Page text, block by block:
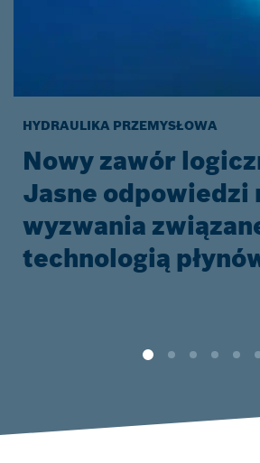
HYDRAULIKA PRZEMYSŁOWA
Nowy zawór
Jasne odpowiedzi
wyzwania
technologią